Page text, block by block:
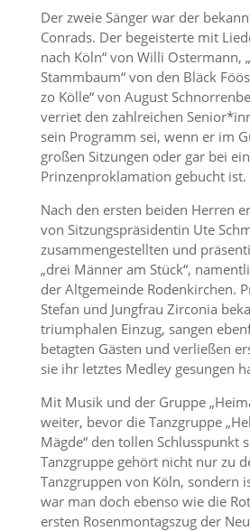
Der zweie Sänger war der
Conrads. Der begeisterte mit
nach Köln“ von Willi Ostermann,
Stammbaum“ von den Bläck
zo Kölle“ von August
verriet den zahlreichen
sein Programm sei, wenn er im
großen Sitzungen oder gar bei
Prinzenproklamation gebucht ist.
Nach den ersten beiden Herren
von Sitzungspräsidentin Ute
zusammengestellten und
„drei Männer am Stück“,
der Altgemeinde Rodenkirchen.
Stefan und Jungfrau Zirconia
triumphalen Einzug, sangen
betagten Gästen und verließen
sie ihr letztes Medley gesungen
Mit Musik und der Gruppe
weiter, bevor die Tanzgruppe
Mägde“ den tollen Schlusspunkt
Tanzgruppe gehört nicht nur zu
Tanzgruppen von Köln, sondern
war man doch ebenso wie die
ersten Rosenmontagszug der